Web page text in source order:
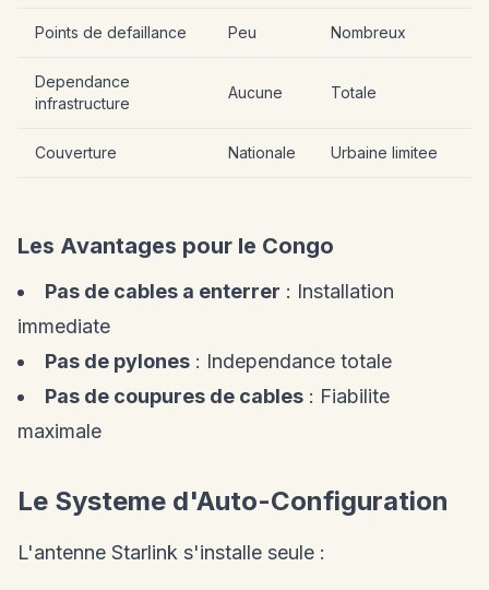
Points de defaillance Peu Nombreux
Dependance
infrastructure
Aucune Totale
Couverture Nationale Urbaine limitee
Les Avantages pour le Congo
Pas de cables a enterrer : Installation
immediate
Pas de pylones : Independance totale
Pas de coupures de cables : Fiabilite
maximale
Le Systeme d'Auto-Configuration
L'antenne Starlink s'installe seule :